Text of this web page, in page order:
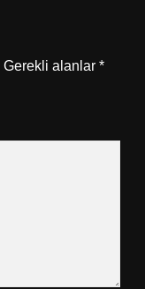
Gerekli alanlar *